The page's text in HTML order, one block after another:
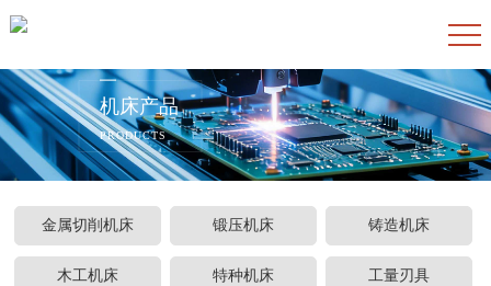
机床产品
PRODUCTS
金属切削机床 锻压机床 铸造机床
木工机床 特种机床 工量刃具